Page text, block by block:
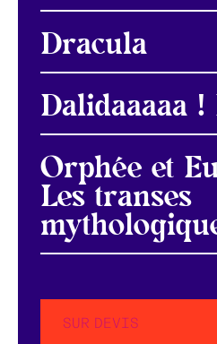
Dracula
Dalidaaaaa
Orphée et
Les transes
SUR DEVIS